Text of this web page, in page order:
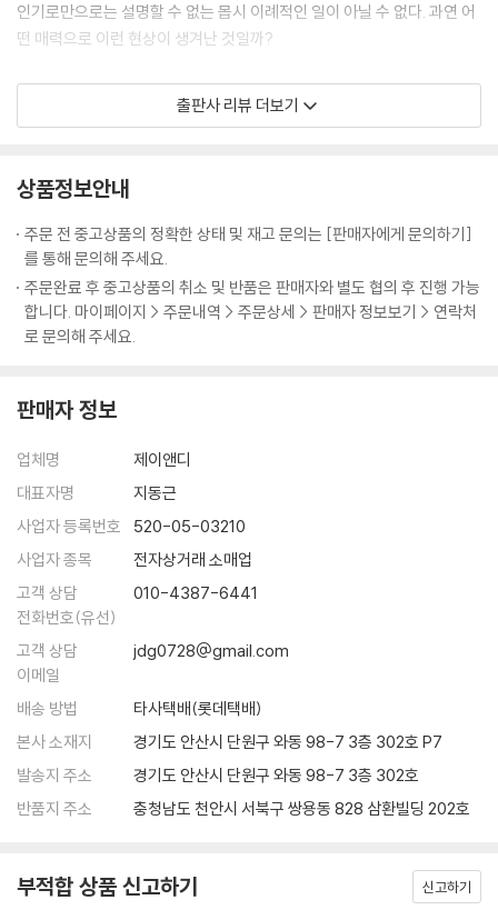
마지막 숏들은 ‘유산으로서 스토리’라는 개념을 납득하게 만든다. 늙은 작
었던 것과 비슷한 노퍽 슈트를 입고 있으며 1968년의 호텔 과 비슷한 장식
의 서재에 있다. 젊은 작가의 목소리는 늙은 작가의 음성으로 바뀐다. “매
혹적인 낡은 폐허였지만, 다시 가보지 못했다.” 그리고 다시 묘지에 있는
「CRITICAL ESSAY」중에서
물론 웨스 앤더슨에게 ‘초안 같은 것’은 다른 감독에게는 완성품이다. 그날
본 편집본과 극장에서 개봉된 영화를 비교하면, 눈에 띄게 다른 점이 전혀
없었다. 완성작 같았다. 여러 겹으로 중첩된 스토리 전개 장치부터 시계태
엽처럼 딱 맞물려 돌아가는 등장인물과 사건까지, 영화가 전작들에 비해
어찌나 복잡해 보이는지 딱 한 번만 보고 웨스와 인터뷰할 생각을 하니 두
죠? 그냥 농담이었나요?
A : 아뇨, 그럴 의향이 있습니다.
요? 만약 존재한다면, 그 신은 위에서 지켜보고 있나요, 아니면 직접 간섭
하나요?
A : [긴 침묵] 신이 간섭합니다. ---「웨스 앤더슨 : 세 번째 인터뷰」중에서
츠바이크의 알프스 별장과 그랜드 부다페스트 호텔은 분명히 연결된다. 이
연결은 꼬리를 무는 연상 작용을 선언한다. 유럽의 사라진 과거를 찬양하
어먹게 추잡한 곰보 파시스트 개자식’의 손에 넘어가거나 폭격에 재가 될
지 모를 가능성을 미리 막으려는 구스타브, 구스타브의 스토리를 적당한
때에 전달하려는 늙은 제로, 프롤로그를 방해하다가 옆에 서 있는 손자로
대표되는 미래 세대에게 다시 스토리를 전달하려는 ‘작가’. 이 모든 노력이
구스타브의 스토리는 그랜드 부다페스트이고, 그랜드 부다페스트는 츠바
이크의 알프스 별장이고 오스트리아고 유럽이고 모든 것이다. 그리고 사라
인기로만으로는 설명할 수 없는 몹시 이례적인 일이 아닐 수 없다. 과연 어
떤 매력으로 이런 현상이 생겨난 것일까?
웨스 앤더슨, 조금 별난 천재의 탄생
생활』(2004))나 야영장(『문라이즈 킹덤』(2012)) 같은 익숙한 장소지
만, 그의 터치를 거치고 나면 지금까지 없던 낯선 세계가 창조된다. ‘앤더슨
터치’라는 신조어가 생길 만큼 시각적 압도가 강력한 탓에 그의 영화는 종
종 패션 필름이라고 폄하되기도 한다. 그러나 그의 영화들이 단순히 인스
타그램용 예쁜 화면으로 머물지 않고 그만의 시그니처로 자리 잡게 된 이
유는 화려한 시각적 이미지 이상의 무엇을 갖고 있기 때문이다. 그는 늘 잊
장 죽어도 영화사에 기록될 감독’이라는 평가를 받는다. 그가 할 하틀리와
쿠엔틴 타란티노 이후 가장 독창적인 세계를 이룬 미국 영화계 감독 중 하
나라는 것은 아무도 의심하지 않는다. 그러나 180cm가 넘는 키에 깡마른
으로 보기에는 칠칠치 못한 껑충한 소년처럼 보인다. 실제로 『로얄 테넌바
움』에서 함께 작업했던 배우 안젤리카 휴스턴은 첫 만남에서 그를 십대 후
반으로 착각했다고 회상한다(웨스 앤더슨은 1969년생이다).
웨스 앤더슨에게 영화는 개인적 기억의 일부이기도 하다. 10살 때 부모가
이혼하자, 그는 거짓말과 난폭한 돌발행위로 학교생활을 망가뜨렸다. 그러
나 그의 상황을 알게 된 학교 선생님(조력자)이 영화광이던 그가 몰두할
앤더슨은 스스로 주연까지 겸하며 원치 않는 친구들에게 강제로 사인을 해
주는 등 만족스런 학창 시절을 보내게 되었다. 이후 연극과 문학으로 관심
출판사 리뷰 더보기
상품정보안내
주문 전 중고상품의 정확한 상태 및 재고 문의는 [판매자에게 문의하기]
를 통해 문의해 주세요.
주문완료 후 중고상품의 취소 및 반품은 판매자와 별도 협의 후 진행 가능
합니다. 마이페이지 > 주문내역 > 주문상세 > 판매자 정보보기 > 연락처
로 문의해 주세요.
판매자 정보
업체명
제이앤디
대표자명
지동근
사업자 등록번호
520-05-03210
사업자 종목
전자상거래 소매업
고객 상담
전화번호(유선)
010-4387-6441
고객 상담
이메일
jdg0728@gmail.com
배송 방법
타사택배(롯데택배)
본사 소재지
경기도 안산시 단원구 와동 98-7 3층 302호 P7
발송지 주소
경기도 안산시 단원구 와동 98-7 3층 302호
반품지 주소
충청남도 천안시 서북구 쌍용동 828 삼환빌딩 202호
부적합 상품 신고하기 신고하기